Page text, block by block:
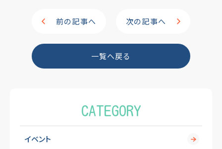
o
o
前の記事へ 次の記事へ
一覧へ戻る
CATEGORY
イベント